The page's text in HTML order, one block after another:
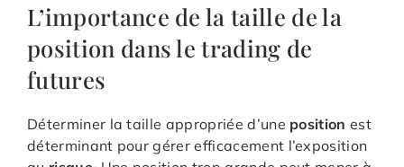
L’importance de la taille de la
position dans le trading de
futures
Déterminer la taille appropriée d’une position est
déterminant pour gérer efficacement l’exposition